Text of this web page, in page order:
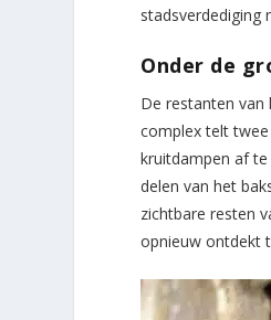
stadsverdediging
Onder de
De restanten van
complex telt
kruitdampen af
delen van het
zichtbare resten
opnieuw ontdekt